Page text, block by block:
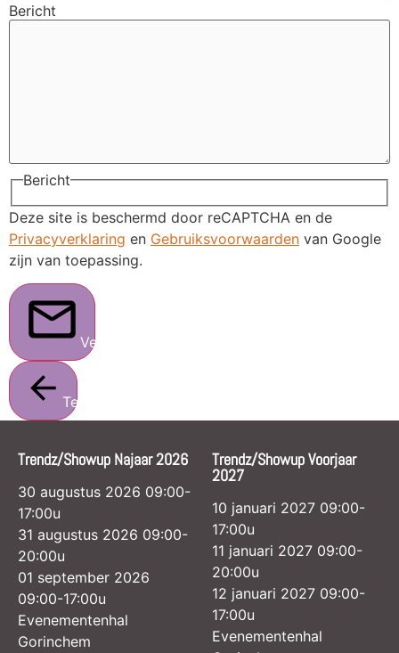
Bericht
Bericht
Deze site is beschermd door reCAPTCHA en de
Privacyverklaring en Gebruiksvoorwaarden van Google
zijn van toepassing.
Verstuur
Terug
Trendz/Showup Najaar 2026
30 augustus 2026 09:00-
17:00u
31 augustus 2026 09:00-
20:00u
01 september 2026
09:00-17:00u
Evenementenhal
Gorinchem
Trendz/Showup Voorjaar
2027
10 januari 2027 09:00-
17:00u
11 januari 2027 09:00-
20:00u
12 januari 2027 09:00-
17:00u
Evenementenhal